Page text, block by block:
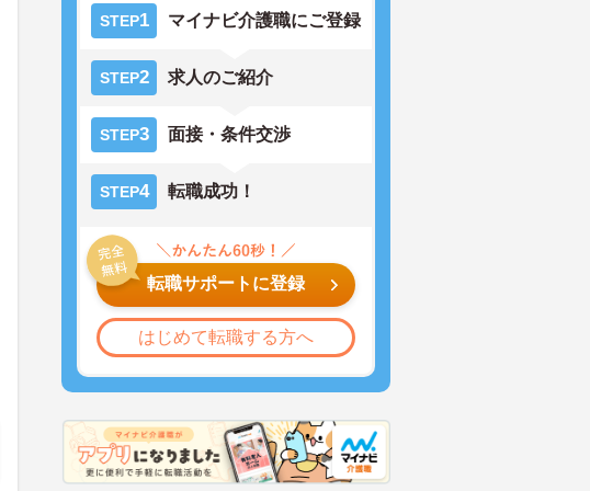
STEP1 マイナビ介護職にご登録
STEP2 求人のご紹介
STEP3 面接・条件交渉
STEP4 転職成功！
転職サポートに登録
はじめて転職する方へ